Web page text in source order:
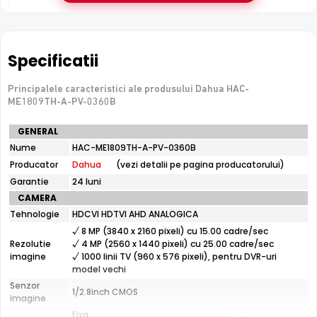
Tehnologie analogica HD — necesita DVR, nu se
conecteaza direct la retea
curtea si exteriorul casei.
Specificatii
Principalele caracteristici ale produsului Dahua HAC-
ME1809TH-A-PV-0360B
Specificatii
tehnice
Dahua
HAC-
ME1809TH-
A-
PV-
0360B
GENERAL
Nume
HAC-ME1809TH-A-PV-0360B
Producator
Dahua
(vezi detalii pe pagina producatorului)
Garantie
24 luni
CAMERA
Tehnologie
HDCVI HDTVI AHD ANALOGICA
Rezolutie
imagine
√ 8 MP (3840 x 2160 pixeli) cu 15.00 cadre/sec
√ 4 MP (2560 x 1440 pixeli) cu 25.00 cadre/sec
√ 1000 linii TV (960 x 576 pixeli), pentru DVR-uri
model vechi
Senzor
imagine
1/2.8inch CMOS
Fixa